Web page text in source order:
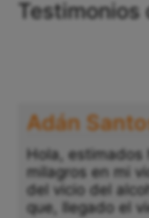
Testimonios
Adán
Hola, estimados
milagros en mi
del vicio del
que, llegado el